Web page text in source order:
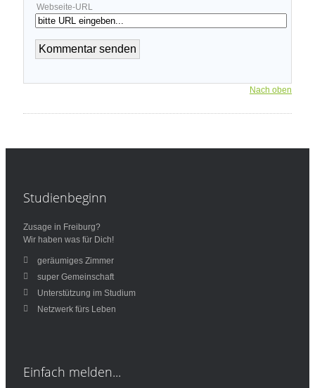
Webseite-URL
Nach oben
Studienbeginn
Zusage in Freiburg?
Wir haben was für Dich!
geräumiges Zimmer
super Gemeinschaft
Unterstützung im Studium
Netzwerk fürs Leben
Einfach melden...